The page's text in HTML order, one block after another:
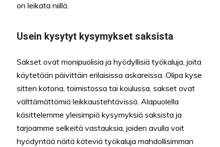
on leikata niillä.
Usein kysytyt kysymykset saksista
Sakset ovat monipuolisia ja hyödyllisiä työkaluja, joita
käytetään päivittäin erilaisissa askareissa. Olipa kyse
sitten kotona, toimistossa tai koulussa, sakset ovat
välttämättömiä leikkaustehtävissä. Alapuolella
käsittelemme yleisimpiä kysymyksiä saksista ja
tarjoamme selkeitä vastauksia, joiden avulla voit
hyödyntää näitä käteviä työkaluja mahdollisimman